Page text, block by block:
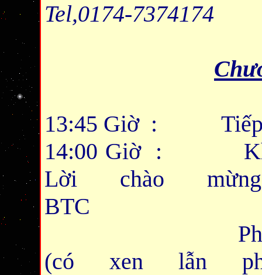
Tel,0174-7374174
13:45 Giờ : Tiếp
14:00 Giờ : Khai
Lời chào
BTC
Phần thuyết
(có xen lẫn